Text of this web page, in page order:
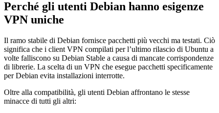
Perché gli utenti Debian hanno esigenze
VPN uniche
Il ramo stabile di Debian fornisce pacchetti più vecchi ma testati. Ciò
significa che i client VPN compilati per l’ultimo rilascio di Ubuntu a
volte falliscono su Debian Stable a causa di mancate corrispondenze
di librerie. La scelta di un VPN che esegue pacchetti specificamente
per Debian evita installazioni interrotte.
Oltre alla compatibilità, gli utenti Debian affrontano le stesse
minacce di tutti gli altri: